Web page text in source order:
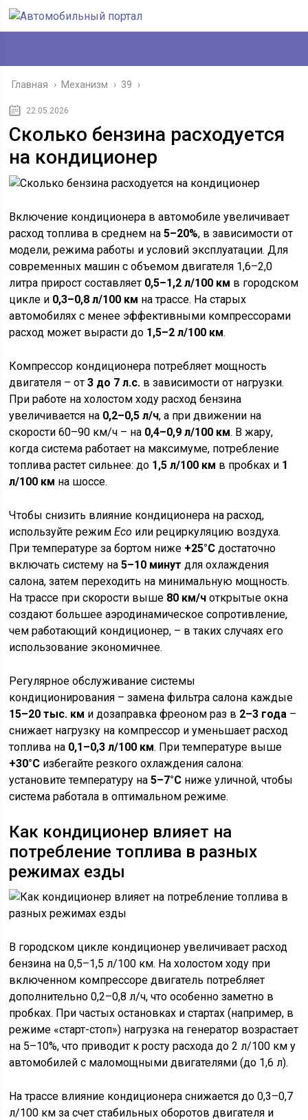
Главная › Механизм › 39 ›
22.05.2026
Сколько бензина расходуется
на кондиционер
Включение кондиционера в автомобиле увеличивает
расход топлива в среднем на5–20%, в зависимости от
модели, режима работы и условий эксплуатации. Для
современных машин с объемом двигателя 1,6–2,0
литра прирост составляет 0,5–1,2 л/100 км в городском
цикле и 0,3–0,8 л/100 км на трассе. На старых
автомобилях с менее эффективными компрессорами
расход может вырасти до 1,5–2 л/100 км.
Компрессор кондиционера потребляет мощность
двигателя – от3 до 7 л.с. в зависимости от нагрузки.
При работе на холостом ходу расход бензина
увеличивается на 0,2–0,5 л/ч, а при движении на
скорости 60–90 км/ч – на 0,4–0,9 л/100 км. В жару,
когда система работает на максимуме, потребление
топлива растет сильнее: до 1,5 л/100 км в пробках и 1
л/100 км на шоссе.
Чтобы снизить влияние кондиционера на расход,
используйте режимEco или рециркуляцию воздуха.
При температуре за бортом ниже +25°C достаточно
включать систему на5–10 минут для охлаждения
салона, затем переходить на минимальную мощность.
На трассе при скорости выше 80 км/ч открытые окна
создают большее аэродинамическое сопротивление,
чем работающий кондиционер, – в таких случаях его
использование экономичнее.
Регулярное обслуживание системы
кондиционирования – замена фильтра салона каждые
15–20 тыс. км и дозаправка фреоном раз в 2–3 года –
снижает нагрузку на компрессор и уменьшает расход
топлива на 0,1–0,3 л/100 км. При температуре выше
+30°C избегайте резкого охлаждения салона:
установите температуру на5–7°C ниже уличной, чтобы
система работала в оптимальном режиме.
Как кондиционер влияет на
потребление топлива в разных
режимах езды
В городском цикле кондиционер увеличивает расход
бензина на 0,5–1,5 л/100 км. На холостом ходу при
включенном компрессоре двигатель потребляет
дополнительно 0,2–0,8 л/ч, что особенно заметно в
пробках. При частых остановках и стартах (например, в
режиме «старт-стоп») нагрузка на генератор возрастает
на 5–10%, что приводит к росту расхода до 2 л/100 км у
автомобилей с маломощными двигателями (до 1,6 л).
На трассе влияние кондиционера снижается до 0,3–0,7
л/100 км за счет стабильных оборотов двигателя и